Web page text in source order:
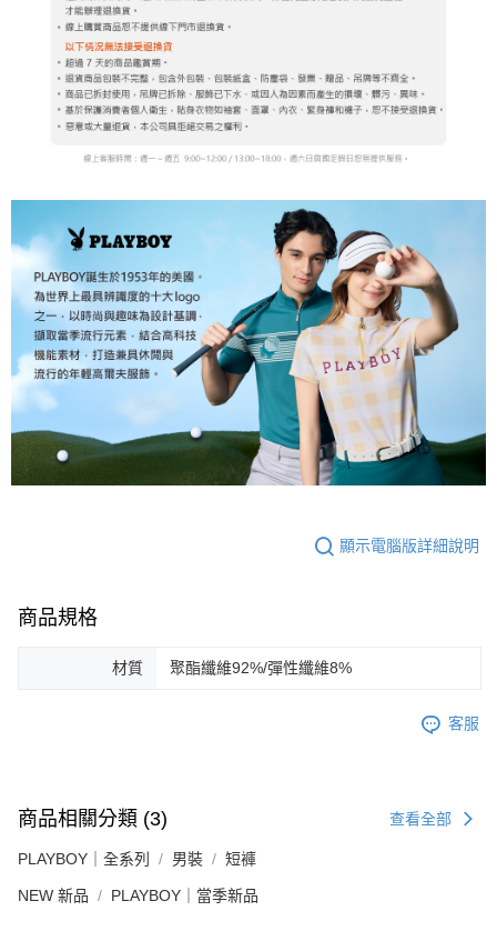
顯示電腦版詳細說明
商品規格
材質 聚酯纖維92%/彈性纖維8%
客服
商品相關分類 (3) 查看全部
PLAYBOY｜全系列 男裝 短褲
NEW 新品 PLAYBOY｜當季新品